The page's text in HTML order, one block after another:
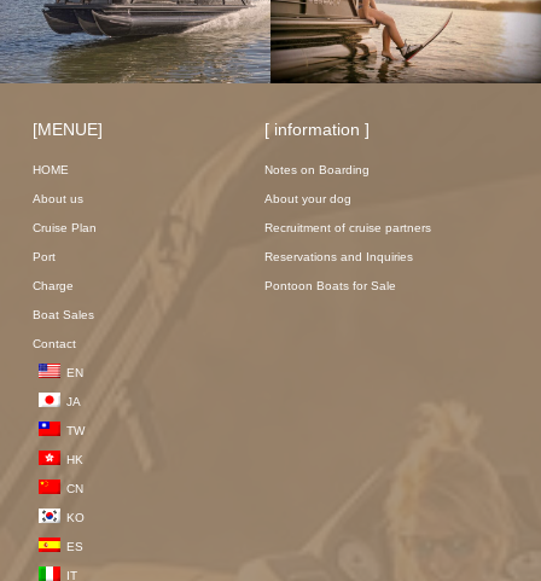
[MENUE]
HOME
About us
Cruise Plan
Port
Charge
Boat Sales
Contact
EN
JA
TW
HK
CN
KO
ES
IT
[ information ]
Notes on Boarding
About your dog
Recruitment of cruise partners
Reservations and Inquiries
Pontoon Boats for Sale